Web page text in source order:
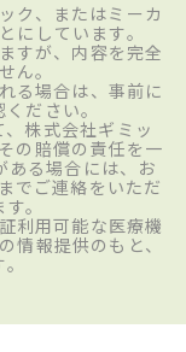
ク、またはミーカ
にしています。
すが、内容を完全
ん。
る場合は、事前に
ださい。
株式会社ギミッ
の賠償の責任を一
ある場合には、お
でご連絡をいただ
。
利用可能な医療機
情報提供のもと、